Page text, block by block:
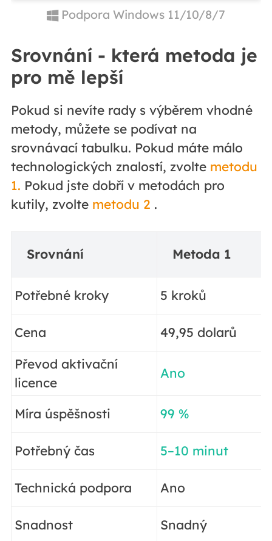
Podpora Windows 11/10/8/7
Srovnání - která metoda je
pro mě lepší
Pokud si nevíte rady s výběrem vhodné
metody, můžete se podívat na
srovnávací tabulku. Pokud máte málo
technologických znalostí, zvolte metodu
1. Pokud jste dobří v metodách pro
kutily, zvolte metodu 2 .
Srovnání Metoda 1
Potřebné kroky 5 kroků
Cena 49,95 dolarů
Převod aktivační
licence
Ano
Míra úspěšnosti 99 %
Potřebný čas 5–10 minut
Technická podpora Ano
Snadnost Snadný